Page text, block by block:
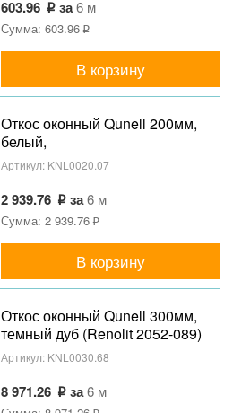
603.96 за6 м
Сумма: 603.96
В корзину
Откос оконный Qunell 200мм,
белый,
Артикул: KNL0020.07
2 939.76 за6 м
Сумма: 2 939.76
В корзину
Откос оконный Qunell 300мм,
темный дуб (Renolit 2052-089)
Артикул: KNL0030.68
8 971.26 за6 м